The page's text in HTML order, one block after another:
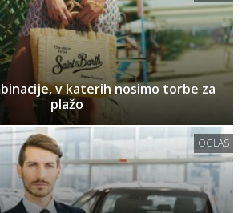
v katerih nosimo torbe za
plažo
OGLAS